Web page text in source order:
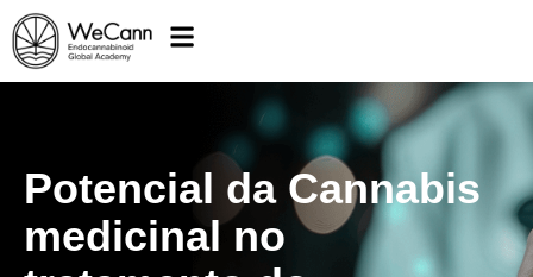
Potencial da Cannabis
medicinal no